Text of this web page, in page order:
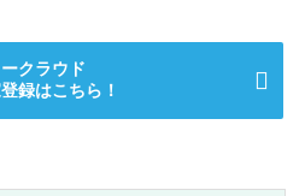
クラウド
録はこちら！